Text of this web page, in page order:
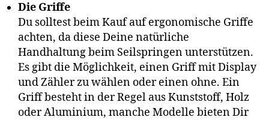
Die Griffe
Du solltest beim Kauf auf ergonomische Griffe
achten, da diese Deine natürliche
Handhaltung beim Seilspringen unterstützen.
Es gibt die Möglichkeit, einen Griff mit Display
und Zähler zu wählen oder einen ohne. Ein
Griff besteht in der Regel aus Kunststoff, Holz
oder Aluminium, manche Modelle bieten Dir